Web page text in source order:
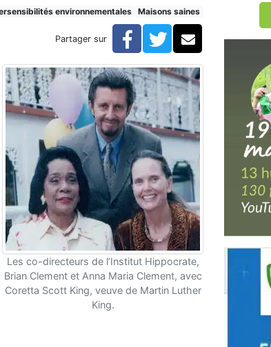
environnementales Maisons saines
Partager sur Facebook
TwitterCourriel
Les co-directeurs de l’Institut Hippocrate,
Brian Clement et Anna Maria Clement, avec
Coretta Scott King, veuve de Martin Luther
King.